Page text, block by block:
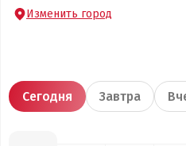
Изменить город
Сегодня Завтра